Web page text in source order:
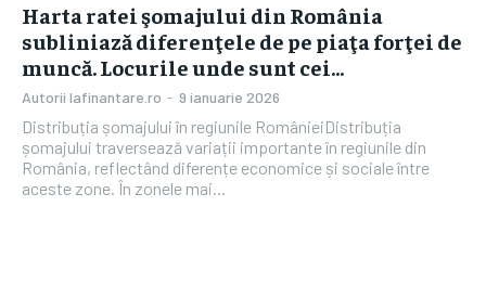
Harta ratei şomajului din România
subliniază diferenţele de pe piaţa forţei de
muncă. Locurile unde sunt cei…
Autorii Iafinantare.ro - 9 ianuarie 2026
Distribuția șomajului în regiunile RomânieiDistribuția
șomajului traversează variații importante în regiunile din
România, reflectând diferențe economice și sociale între
aceste zone. În zonele mai...